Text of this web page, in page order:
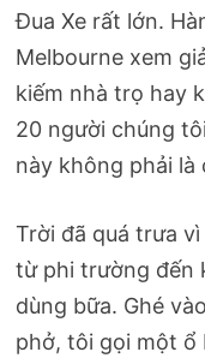
Đua Xe rất lớn.
Melbourne xem
kiếm nhà trọ hay
20 người chúng
này không phải là
Trời đã quá trưa
từ phi trường đến
dùng bữa. Ghé
phở, tôi gọi một ổ